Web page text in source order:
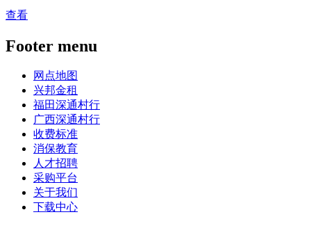
查看
Footer menu
网点地图
兴邦金租
福田深通村行
广西深通村行
收费标准
消保教育
人才招聘
采购平台
关于我们
下载中心